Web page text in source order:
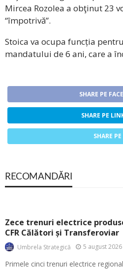
Mircea Rozolea a obţinut 23
“împotrivă”.
Stoica va ocupa funcția
mandatului de 6 ani, care a
SHARE PE
SHARE PE
SHARE
RECOMANDĂRI
Zece trenuri electrice
CFR Călători și Transferoviar
Umbrela Strategică 5 august
Primele cinci trenuri electrice